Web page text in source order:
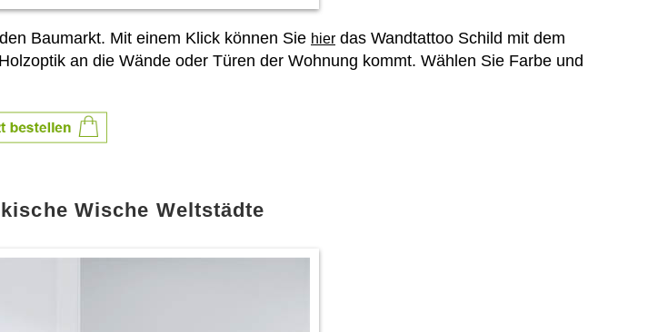
Baumarkt. Mit einem Klick können Sie hier das Wandtattoo Schild mit dem
an die Wände oder Türen der Wohnung kommt. Wählen Sie Farbe und
Wische Weltstädte